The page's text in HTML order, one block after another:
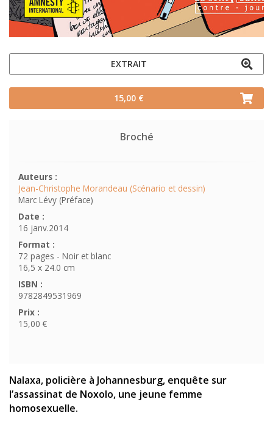
EXTRAIT
15,00 €
Broché
Auteurs :
Jean-Christophe Morandeau (Scénario et dessin)
Marc Lévy (Préface)
Date :
16 janv.2014
Format :
72 pages - Noir et blanc
16,5 x 24.0 cm
ISBN :
9782849531969
Prix :
15,00 €
Nalaxa, policière à Johannesburg, enquête sur
l’assassinat de Noxolo, une jeune femme
homosexuelle.